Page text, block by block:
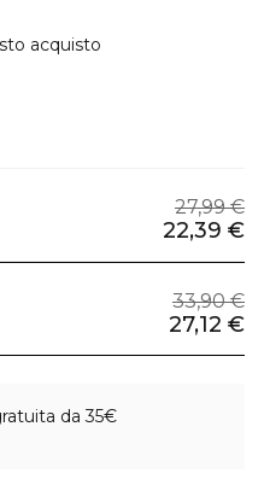
acquisto
27,99 €
22,39 €
33,90 €
27,12 €
da 35€